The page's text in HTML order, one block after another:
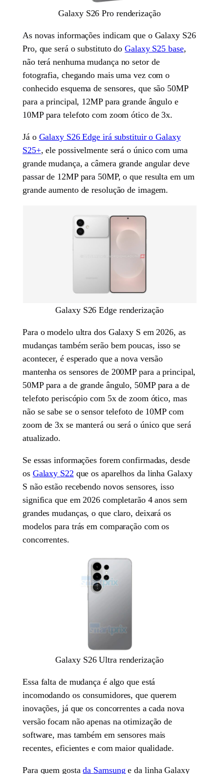
Galaxy S26 Pro renderização
As novas informações indicam que o Galaxy S26
Pro, que será o substituto doGalaxy S25 base,
não terá nenhuma mudança no setor de
fotografia, chegando mais uma vez com o
conhecido esquema de sensores, que são 50MP
para a principal, 12MP para grande ângulo e
10MP para telefoto com zoom ótico de 3x.
Já o Galaxy S26 Edge irá substituir o Galaxy
S25+, ele possivelmente será o único com uma
grande mudança, a câmera grande angular deve
passar de 12MP para 50MP, o que resulta em um
grande aumento de resolução de imagem.
Galaxy S26 Edge renderização
Para o modelo ultra dos Galaxy S em 2026, as
mudanças também serão bem poucas, isso se
acontecer, é esperado que a nova versão
mantenha os sensores de 200MP para a principal,
50MP para a de grande ângulo, 50MP para a de
telefoto periscópio com 5x de zoom ótico, mas
não se sabe se o sensor telefoto de 10MP com
zoom de 3x se manterá ou será o único que será
atualizado.
Se essas informações forem confirmadas, desde
os Galaxy S22 que os aparelhos da linha Galaxy
S não estão recebendo novos sensores, isso
significa que em 2026 completarão 4 anos sem
grandes mudanças, o que claro, deixará os
modelos para trás em comparação com os
concorrentes.
Galaxy S26 Ultra renderização
Essa falta de mudança é algo que está
incomodando os consumidores, que querem
inovações, já que os concorrentes a cada nova
versão focam não apenas na otimização de
software, mas também em sensores mais
recentes, eficientes e com maior qualidade.
Para quem gostada Samsung e da linha Galaxy